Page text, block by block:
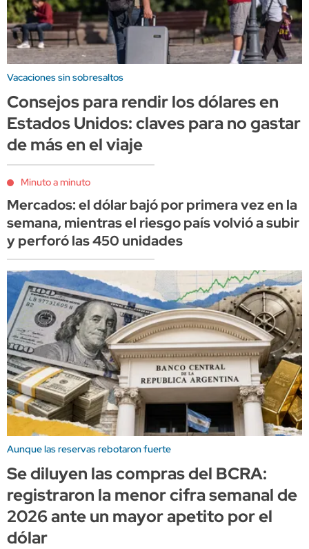
Vacaciones sin sobresaltos
Consejos para rendir los dólares en
Estados Unidos: claves para no gastar
de más en el viaje
Minuto a minuto
Mercados: el dólar bajó por primera vez en la
semana, mientras el riesgo país volvió a subir
y perforó las 450 unidades
Aunque las reservas rebotaron fuerte
Se diluyen las compras del BCRA:
registraron la menor cifra semanal de
2026 ante un mayor apetito por el
dólar